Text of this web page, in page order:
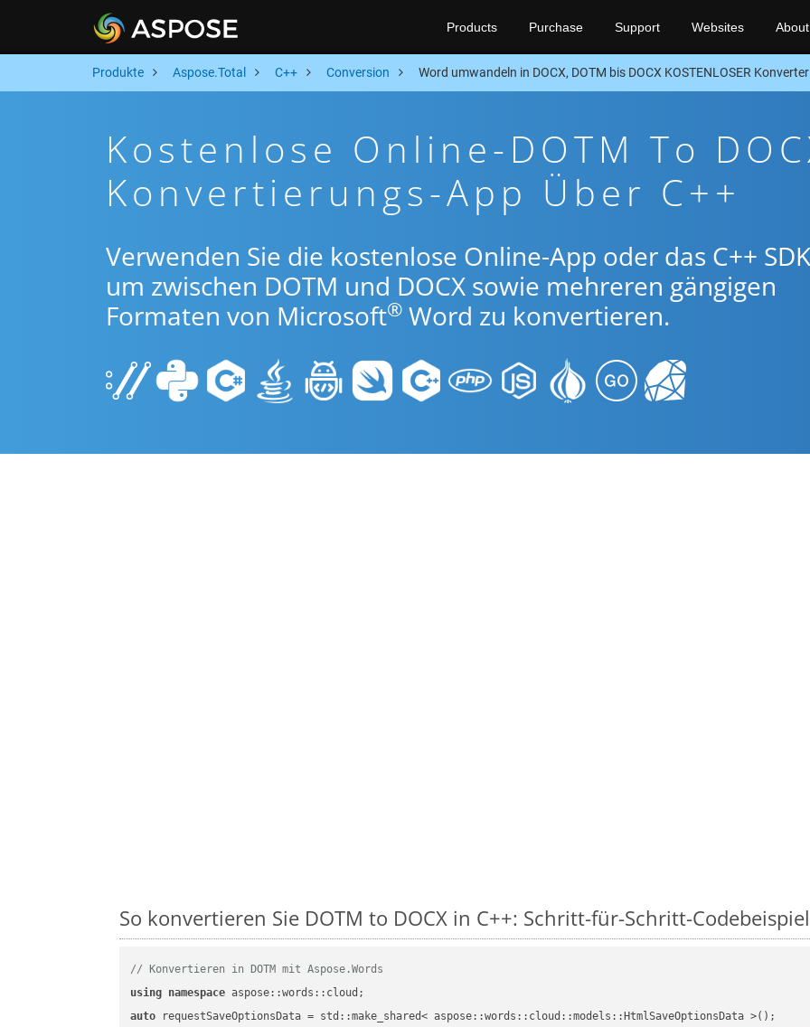
Products Purchase Support Websites About
Produkte Aspose.Total C++ Conversion Word umwandeln in DOCX, DOTM bis DOCX KOSTENLOSER
Kostenlose Online-DOTM To
Konvertierungs-App Über C++
Verwenden Sie die kostenlose Online-App oder das C++
um zwischen DOTM und DOCX sowie mehreren gängigen
Formaten von Microsoft® Word zu konvertieren.
So konvertieren Sie DOTM to DOCX in C++: Schritt-für-Schritt-Codebeispiel
// Konvertieren in DOTM mit Aspose.Words
using namespace
auto requestSaveOptionsData = std::make_shared< aspose::words::cloud::models::HtmlSaveOptionsData >();